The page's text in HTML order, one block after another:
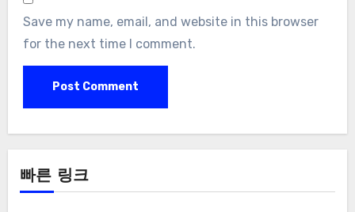
Save my name, email, and website in this browser
for the next time I comment.
빠른 링크